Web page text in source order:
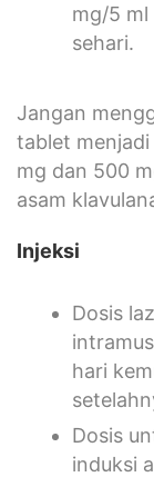
mg/5 ml
sehari.
Jangan
tablet
mg dan 500
asam
Injeksi
Dosis
hari
Dosis
induksi